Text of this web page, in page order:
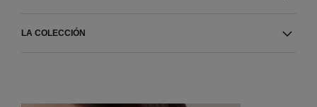
LA COLECCIÓN